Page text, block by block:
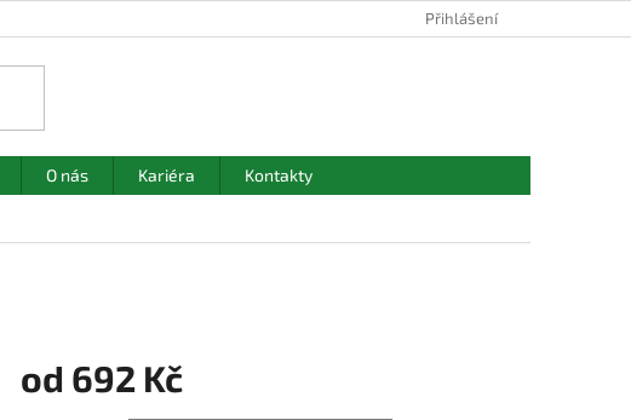
Přihlášení
O nás Kariéra Kontakty
od 692 Kč